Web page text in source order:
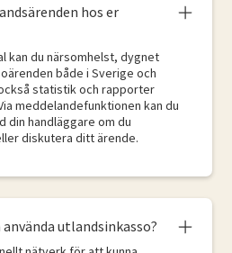
hos er
kan du närsomhelst, dygnet
både i Sverige och
statistik och rapporter
meddelandefunktionen kan du
din handläggare om du
diskutera ditt ärende.
utlandsinkasso?